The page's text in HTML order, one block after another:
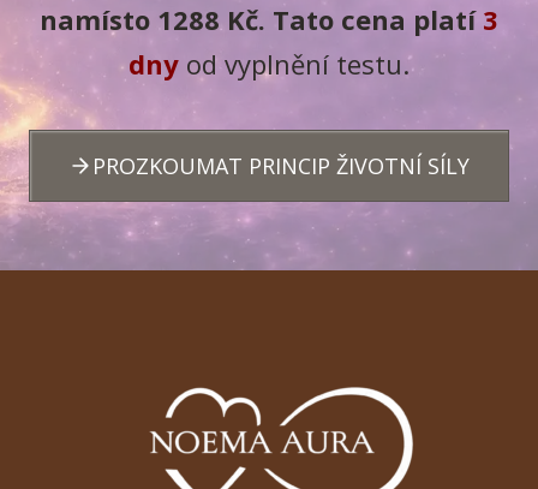
namísto 1288 Kč. Tato cena platí 3
dny od vyplnění testu.
PROZKOUMAT PRINCIP ŽIVOTNÍ SÍLY